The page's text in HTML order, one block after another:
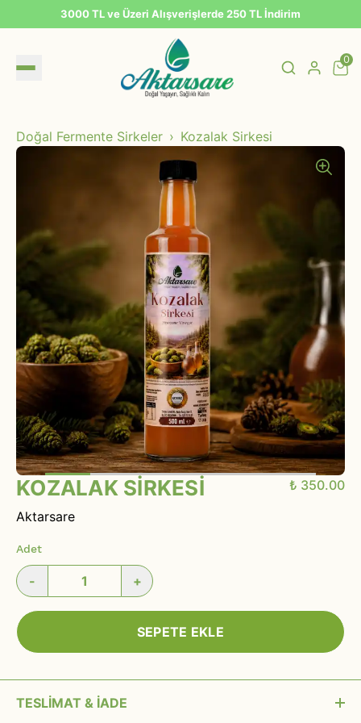
3000 TL ve Üzeri Alışverişlerde 250 TL İndirim
0
Doğal Fermente Sirkeler Kozalak Sirkesi
KOZALAK SİRKESİ
₺ 350.00
Aktarsare
Adet
- +
SEPETE EKLE
TESLİMAT & İADE